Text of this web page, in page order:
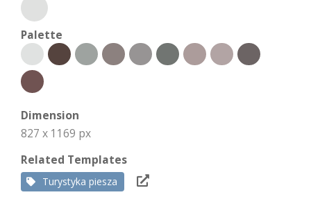
Palette
Dimension
827 x 1169 px
Related Templates
Turystyka piesza